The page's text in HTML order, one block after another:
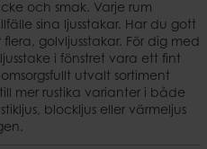
och smak. Varje rum
sina ljusstakar. Har du gott
golvljusstakar. För dig med
i fönstret vara ett fint
utvalt sortiment
mer rustika varianter i både
blockljus eller värmeljus